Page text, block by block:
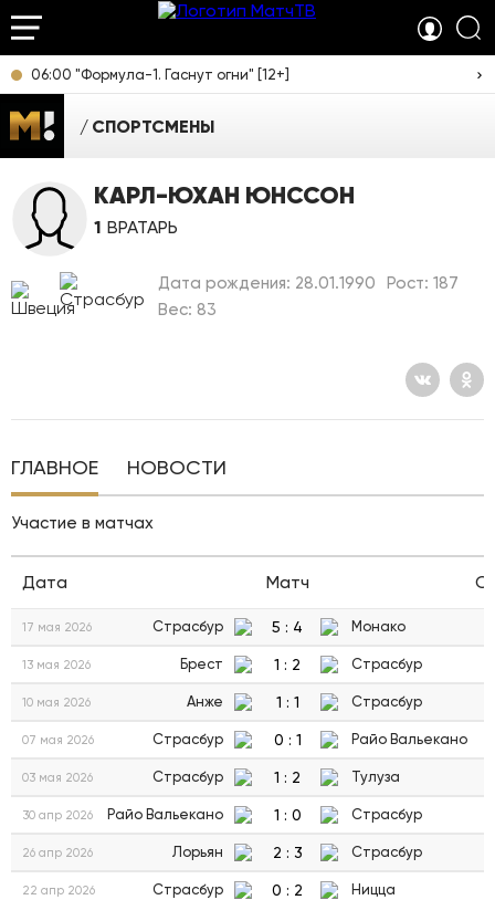
06:00 "Формула-1. Гаснут огни" [12+]
СПОРТСМЕНЫ
КАРЛ-ЮХАН ЮНССОН
1 ВРАТАРЬ
Дата рождения: 28.01.1990
Рост: 187
Вес: 83
ГЛАВНОЕ НОВОСТИ
Участие в матчах
Дата Матч
17 мая 2026 Страсбур 5 : 4 Монако
13 мая 2026 Брест 1 : 2 Страсбур
10 мая 2026 Анже 1 : 1 Страсбур
07 мая 2026 Страсбур 0 : 1 Райо Вальекано
03 мая 2026 Страсбур 1 : 2 Тулуза
30 апр 2026 Райо Вальекано 1 : 0 Страсбур
26 апр 2026 Лорьян 2 : 3 Страсбур
22 апр 2026 Страсбур 0 : 2 Ницца